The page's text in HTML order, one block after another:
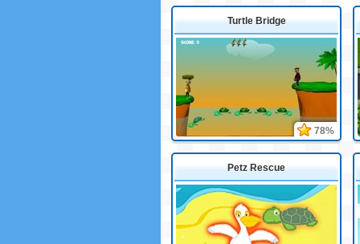
Turtle Bridge
78%
Petz Rescue